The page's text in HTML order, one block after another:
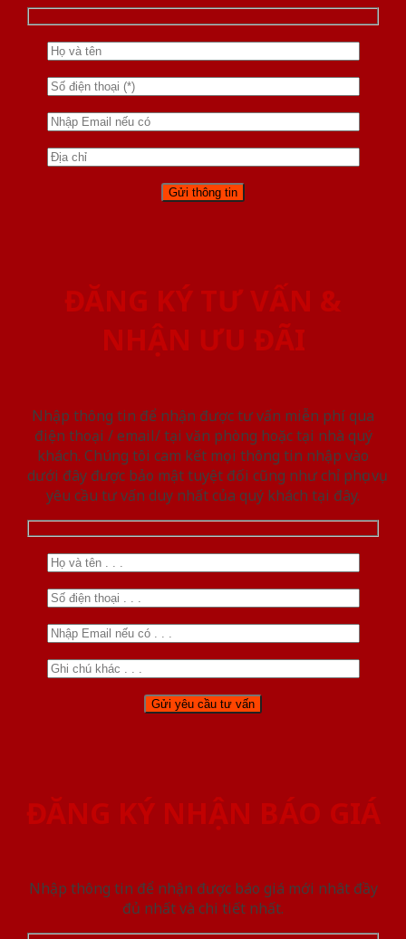
ĐĂNG KÝ TƯ VẤN &
NHẬN ƯU ĐÃI
Nhập thông tin để nhận được tư vấn miễn phí qua
điện thoại / email/ tại văn phòng hoặc tại nhà quý
khách. Chúng tôi cam kết mọi thông tin nhập vào
dưới đây được bảo mật tuyệt đối cũng như chỉ phục vụ
yêu cầu tư vấn duy nhất của quý khách tại đây.
ĐĂNG KÝ NHẬN BÁO GIÁ
Nhập thông tin để nhận được báo giá mới nhât đầy
đủ nhất và chi tiết nhất.